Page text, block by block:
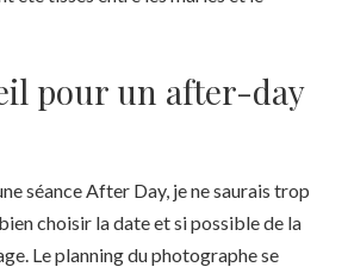
pour un after-day
séance After Day, je ne saurais trop
choisir la date et si possible de la
Le planning du photographe se